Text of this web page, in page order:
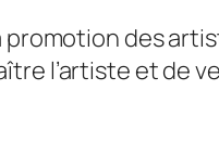
promotion des
l’artiste et de